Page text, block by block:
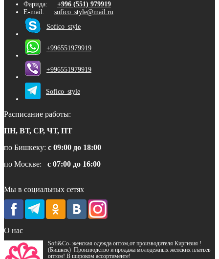
Фарида: +996 (551) 979919
E-mail: sofico_style@mail.ru
Sofico_style
+996551979919
+996551979919
Sofico_style
Расписание работы:
ПН, ВТ, СР, ЧТ, ПТ
по Бишкеку: с 09:00 до 18:00
по Москве: с 07:00 до 16:00
Мы в социальных сетях
О нас
Sofi&Co- женская одежда оптом,от производителя Киргизия !
(Бишкек) Производство и продажа молодежных женских платьев
оптом! В широком ассортименте!